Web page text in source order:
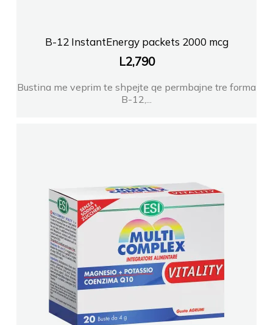
FARMACI SAGEL DURRES
FARMACI ENDRI Tirane
FARMACI BABAMUSTA
Farmaci Endri 2
FARMACI INAPHARMA Tirane
FARMACI Nr9 Plus ANISAVlore
B-12 InstantEnergy packets 2000 mcg
L2,790
Bustina me veprim te shpejte qe permbajne tre forma
B-12,...